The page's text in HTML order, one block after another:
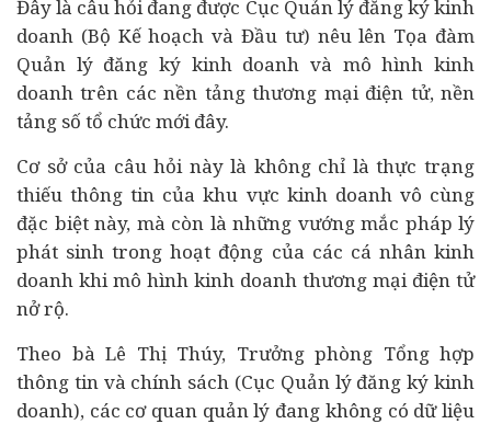
Đây là câu hỏi đang được Cục Quản lý đăng ký kinh
doanh (Bộ Kế hoạch và Đầu tư) nêu lên Tọa đàm
Quản lý đăng ký kinh doanh và mô hình kinh
doanh trên các nền tảng thương mại điện tử, nền
tảng số tổ chức mới đây.
Cơ sở của câu hỏi này là không chỉ là thực trạng
thiếu thông tin của khu vực kinh doanh vô cùng
đặc biệt này, mà còn là những vướng mắc pháp lý
phát sinh trong hoạt động của các cá nhân kinh
doanh khi mô hình kinh doanh thương mại điện tử
nở rộ.
Theo bà Lê Thị Thúy, Trưởng phòng Tổng hợp
thông tin và chính sách (Cục Quản lý đăng ký kinh
doanh), các cơ quan quản lý đang không có dữ liệu